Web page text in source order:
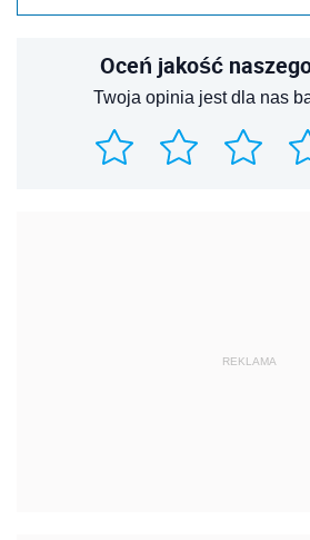
Oceń jakość
Twoja opinia jest dla nas
REKLAMA